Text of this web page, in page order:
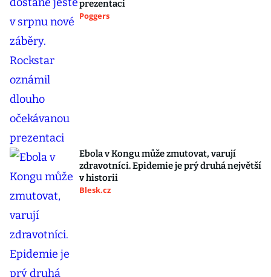
prezentaci
Poggers
Ebola v Kongu může zmutovat, varují
zdravotníci. Epidemie je prý druhá největší
v historii
Blesk.cz